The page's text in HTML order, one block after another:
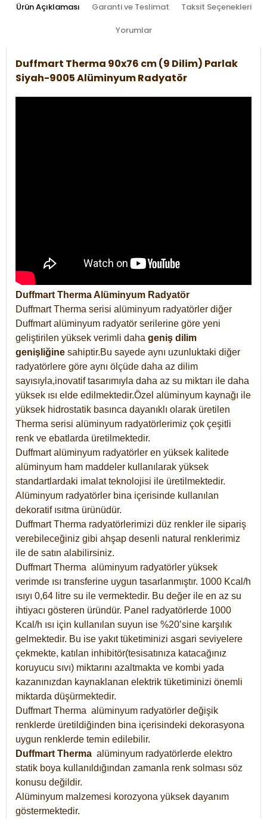
Ürün Açıklaması Garanti ve Teslimat Taksit Seçenekleri
Yorumlar
Duffmart Therma 90x76 cm (9 Dilim) Parlak
Siyah-9005 Alüminyum Radyatör
Duffmart Therma Alüminyum Radyatör
Duffmart Therma serisi alüminyum radyatörler diğer
Duffmart alüminyum radyatör serilerine göre yeni
geliştirilen yüksek verimli daha geniş dilim
genişliğine sahiptir.Bu sayede aynı uzunluktaki diğer
radyatörlere göre aynı ölçüde daha az dilim
sayısıyla,inovatif tasarımıyla daha az su miktarı ile daha
yüksek ısı elde edilmektedir.Özel alüminyum kaynağı ile
yüksek hidrostatik basınca dayanıklı olarak üretilen
Therma serisi alüminyum radyatörlerimiz çok çeşitli
renk ve ebatlarda üretilmektedir.
Duffmart alüminyum radyatörler en yüksek kalitede
alüminyum ham maddeler kullanılarak yüksek
standartlardaki imalat teknolojisi ile üretilmektedir.
Alüminyum radyatörler bina içerisinde kullanılan
dekoratif ısıtma ürünüdür.
Duffmart Therma radyatörlerimizi düz renkler ile sipariş
verebileceğiniz gibi ahşap desenli natural renklerimiz
ile de satın alabilirsiniz.
Duffmart Therma alüminyum radyatörler yüksek
verimde ısı transferine uygun tasarlanmıştır. 1000 Kcal/h
ısıyı 0,64 litre su ile vermektedir. Bu değer ile en az su
ihtiyacı gösteren üründür. Panel radyatörlerde 1000
Kcal/h ısı için kullanılan suyun ise %20’sine karşılık
gelmektedir. Bu ise yakıt tüketiminizi asgari seviyelere
çekmekte, katılan inhibitör(tesisatınıza katacağınız
koruyucu sıvı) miktarını azaltmakta ve kombi yada
kazanınızdan kaynaklanan elektrik tüketiminizi önemli
miktarda düşürmektedir.
Duffmart Therma alüminyum radyatörler değişik
renklerde üretildiğinden bina içerisindeki dekorasyona
uygun renklerde temin edilebilir.
Duffmart Therma alüminyum radyatörlerde elektro
statik boya kullanıldığından zamanla renk solması söz
konusu değildir.
Alüminyum malzemesi korozyona yüksek dayanım
göstermektedir.